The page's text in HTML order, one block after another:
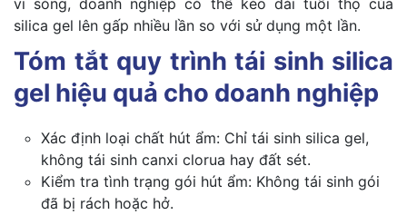
vi sóng, doanh nghiệp có thể kéo dài tuổi thọ của
silica gel lên gấp nhiều lần so với sử dụng một lần.
Tóm tắt quy trình tái sinh silica
gel hiệu quả cho doanh nghiệp
Xác định loại chất hút ẩm: Chỉ tái sinh silica gel,
không tái sinh canxi clorua hay đất sét.
Kiểm tra tình trạng gói hút ẩm: Không tái sinh gói
đã bị rách hoặc hở.